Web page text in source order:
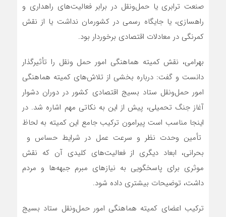
صنعت ترابری یا حمل‌ونقل در برابر فعالیت‌های راهداری و
راهسازی، یا جایگاه رسمی در کشورمان نداشت یا از نقش
کمرنگی در معادلات اقتصادی برخوردار بود.
بهرامی، نقش کمیته هماهنگی امور حمل ونقل را تأثیرگذار
دانست و گفت: درباره بخشی از تلاش‌های کمیته هماهنگی
امور حمل‌ونقل ستاد بسیج اقتصادی کشور در دوران دشوار
آغاز جنگ تحمیلی، پیش از این به نکاتی مهم اشاره شد. در
اینجا مناسب است پیرامون ترکیب جامع این کمیته به لحاظ
تأمین وحدت نظر و سرعت عمل در شرایط حساس و
بحرانی، ابعاد دیگری از فعالیت‌های کلیدی آن که نقش
موثری برای پاسخگویی به نیازهای مبرم جبهه‌ها و مردم
داشت، توضیحات بیشتری داده شود.
ترکیب اعضای کمیته هماهنگی امور حمل‌ونقل ستاد بسیج